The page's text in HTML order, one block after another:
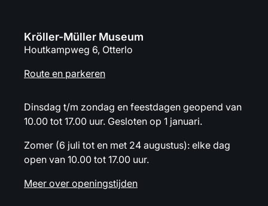
Kröller-Müller Museum
Houtkampweg 6, Otterlo
Route en parkeren
Dinsdag t/m zondag en feestdagen geopend van
10.00 tot 17.00 uur. Gesloten op 1 januari.
Zomer (6 juli tot en met 24 augustus): elke dag
open van 10.00 tot 17.00 uur.
Meer over openingstijden